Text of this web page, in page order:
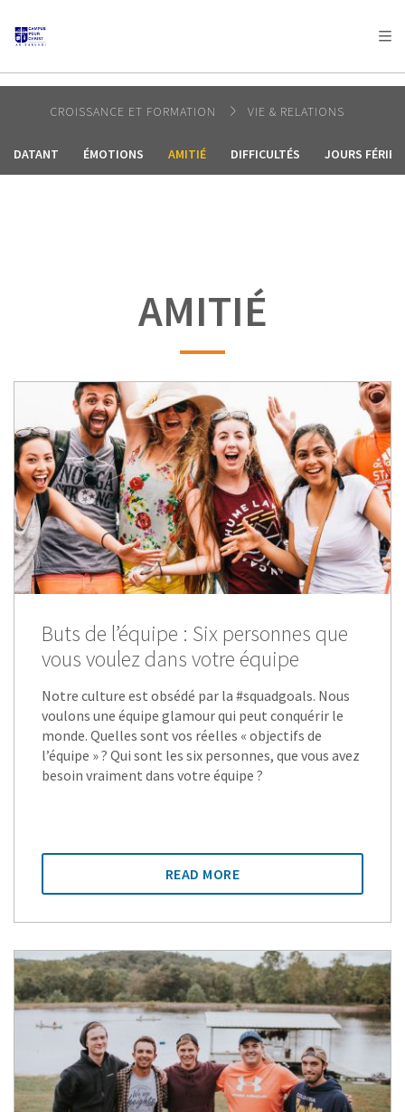
AFRICA
AMERICA / CARIBBEAN
OCEANIA
CROISSANCE ET FORMATION VIE & RELATIONS
DATANT ÉMOTIONS AMITIÉ DIFFICULTÉS JOURS FÉRIÉS
AMITIÉ
Buts de l’équipe : Six personnes que
vous voulez dans votre équipe
Notre culture est obsédé par la #squadgoals. Nous
voulons une équipe glamour qui peut conquérir le
monde. Quelles sont vos réelles « objectifs de
l’équipe » ? Qui sont les six personnes, que vous avez
besoin vraiment dans votre équipe ?
READ MORE